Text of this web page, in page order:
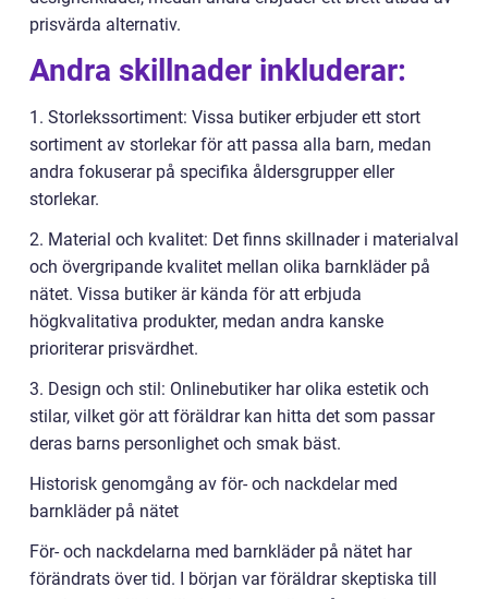
prisvärda alternativ.
Andra skillnader inkluderar:
1. Storlekssortiment: Vissa butiker erbjuder ett stort
sortiment av storlekar för att passa alla barn, medan
andra fokuserar på specifika åldersgrupper eller
storlekar.
2. Material och kvalitet: Det finns skillnader i materialval
och övergripande kvalitet mellan olika barnkläder på
nätet. Vissa butiker är kända för att erbjuda
högkvalitativa produkter, medan andra kanske
prioriterar prisvärdhet.
3. Design och stil: Onlinebutiker har olika estetik och
stilar, vilket gör att föräldrar kan hitta det som passar
deras barns personlighet och smak bäst.
Historisk genomgång av för- och nackdelar med
barnkläder på nätet
För- och nackdelarna med barnkläder på nätet har
förändrats över tid. I början var föräldrar skeptiska till